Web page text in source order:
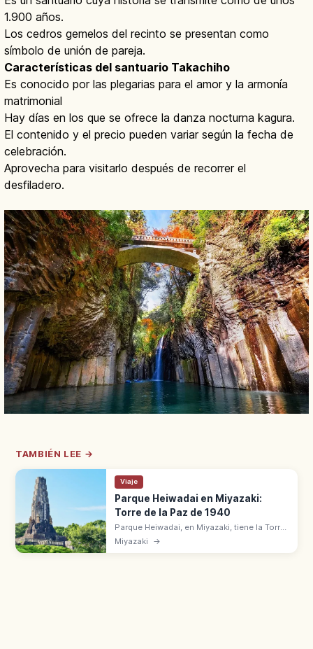
1.900 años.
Los cedros gemelos del recinto se presentan como
símbolo de unión de pareja.
Características del santuario Takachiho
Es conocido por las plegarias para el amor y la armonía
matrimonial
Hay días en los que se ofrece la danza nocturna kagura.
El contenido y el precio pueden variar según la fecha de
celebración.
Aprovecha para visitarlo después de recorrer el
desfiladero.
TAMBIÉN LEE →
Viaje
Parque Heiwadai en Miyazaki:
Torre de la Paz de 1940
Parque Heiwadai, en Miyazaki, tiene la Torre
de la Paz de 37 m construida en 1940.
Jardín de haniwa, miradores y amplios
Miyazaki →